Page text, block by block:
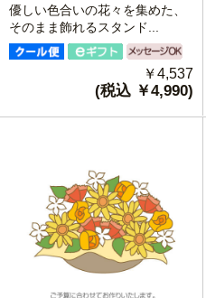
優しい色合いの花々を集めた、
そのまま飾れるスタンド...
￥4,537
(税込 ￥4,990)